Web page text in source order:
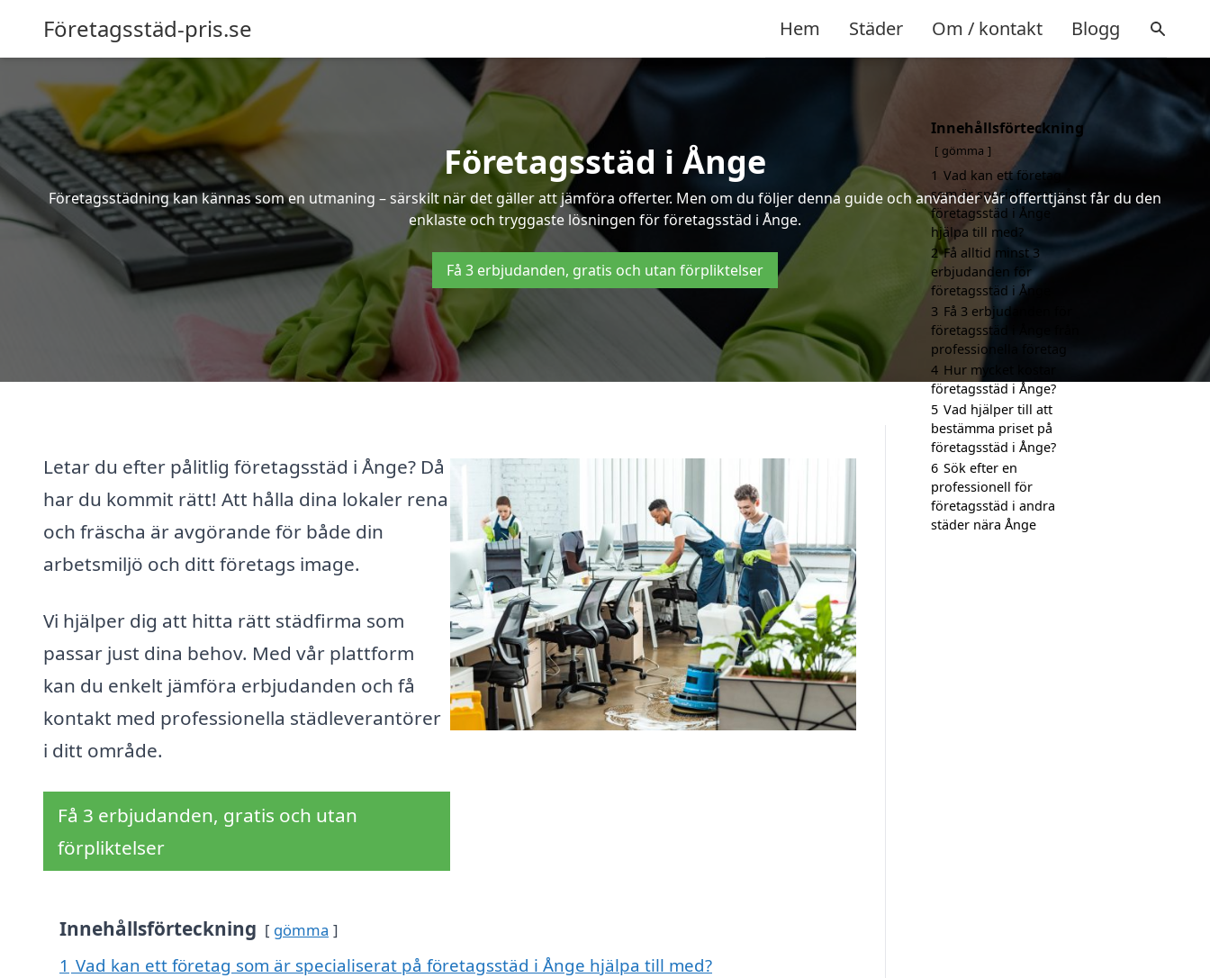
Företagsstäd-pris.se Hem Städer Om / kontakt Blogg
Företagsstäd i Ånge
Företagsstädning kan kännas som en utmaning – särskilt när det gäller att jämföra offerter. Men om du följer denna guide och använder vår offerttjänst får du den
enklaste och tryggaste lösningen för företagsstäd i Ånge.
Få 3 erbjudanden, gratis och utan förpliktelser
Letar du efter pålitlig företagsstäd i Ånge? Då
har du kommit rätt! Att hålla dina lokaler rena
och fräscha är avgörande för både din
arbetsmiljö och ditt företags image.
Vi hjälper dig att hitta rätt städfirma som
passar just dina behov. Med vår plattform
kan du enkelt jämföra erbjudanden och få
kontakt med professionella städleverantörer
i ditt område.
Få 3 erbjudanden, gratis och utan
förpliktelser
Innehållsförteckning gömma
1 Vad kan ett företag som är specialiserat på företagsstäd i Ånge hjälpa till med?
Innehållsförteckning
gömma
1 Vad kan ett företag
som är specialiserat på
företagsstäd i Ånge
hjälpa till med?
2 Få alltid minst 3
erbjudanden för
företagsstäd i Ånge
3 Få 3 erbjudanden för
företagsstäd i Ånge från
professionella företag
4 Hur mycket kostar
företagsstäd i Ånge?
5 Vad hjälper till att
bestämma priset på
företagsstäd i Ånge?
6 Sök efter en
professionell för
företagsstäd i andra
städer nära Ånge